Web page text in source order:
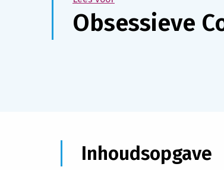
Obsessieve
Inhoudsopgave